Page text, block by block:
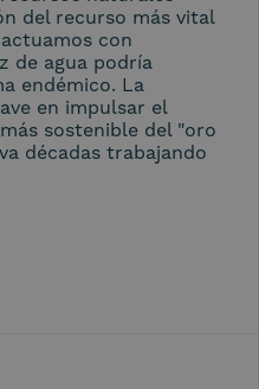
del recurso más vital
con
de agua podría
endémico. La
en impulsar el
sostenible del "oro
décadas trabajando